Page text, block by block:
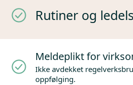
Rutiner og
Meldeplikt for
Ikke avdekket
oppfølging.